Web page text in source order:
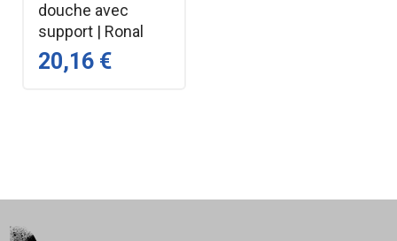
douche avec
support | Ronal
20,16 €